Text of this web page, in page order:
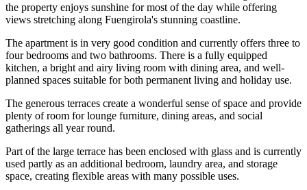
the property enjoys sunshine for most of the day while offering
views stretching along Fuengirola's stunning coastline.
The apartment is in very good condition and currently offers three to
four bedrooms and two bathrooms. There is a fully equipped
kitchen, a bright and airy living room with dining area, and well-
planned spaces suitable for both permanent living and holiday use.
The generous terraces create a wonderful sense of space and provide
plenty of room for lounge furniture, dining areas, and social
gatherings all year round.
Part of the large terrace has been enclosed with glass and is currently
used partly as an additional bedroom, laundry area, and storage
space, creating flexible areas with many possible uses.